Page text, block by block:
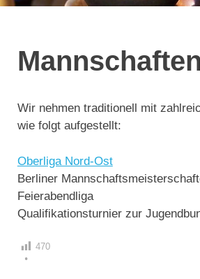
Mannschaften
Wir nehmen traditionell mit
wie folgt aufgestellt:
Oberliga Nord-Ost
Berliner
Feierabendliga
Qualifikationsturnier zur
470